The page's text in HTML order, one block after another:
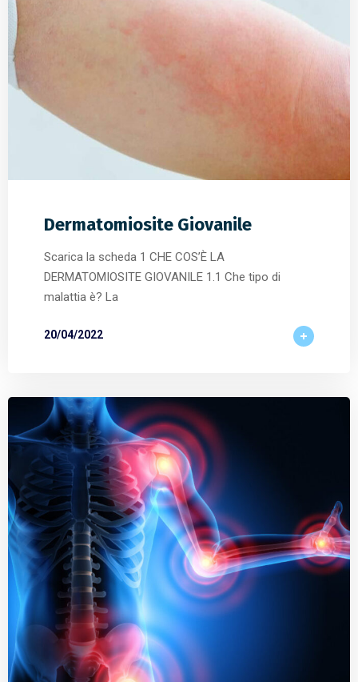
Dermatomiosite Giovanile
Scarica la scheda 1 CHE COS’È LA
DERMATOMIOSITE GIOVANILE 1.1 Che tipo di
malattia è? La
20/04/2022